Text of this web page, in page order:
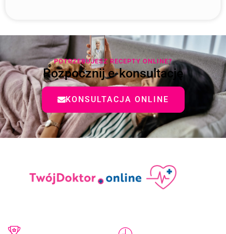
POTRZEBUJESZ RECEPTY ONLINE?
Rozpocznij e-konsultację
KONSULTACJA ONLINE